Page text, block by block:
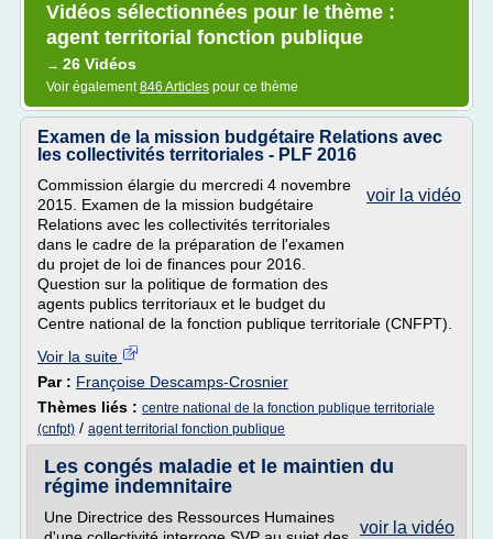
Vidéos sélectionnées pour le thème :
agent territorial fonction publique
→ 26 Vidéos
Voir également846 Articles pour ce thème
Examen de la mission budgétaire Relations avec
les collectivités territoriales - PLF 2016
voir la vidéo
Commission élargie du mercredi 4 novembre
2015. Examen de la mission budgétaire
Relations avec les collectivités territoriales
dans le cadre de la préparation de l'examen
du projet de loi de finances pour 2016.
Question sur la politique de formation des
agents publics territoriaux et le budget du
Centre national de la fonction publique territoriale (CNFPT).
Voir la suite
Par : Françoise Descamps-Crosnier
Thèmes liés : centre national de la fonction publique territoriale
(cnfpt) / agent territorial fonction publique
Les congés maladie et le maintien du
régime indemnitaire
voir la vidéo
Une Directrice des Ressources Humaines